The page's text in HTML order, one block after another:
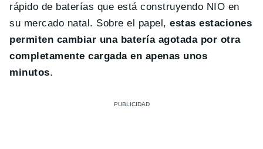
rápido de baterías que está construyendo NIO en
su mercado natal. Sobre el papel,estas estaciones
permiten cambiar una batería agotada por otra
completamente cargada en apenas unos
minutos.